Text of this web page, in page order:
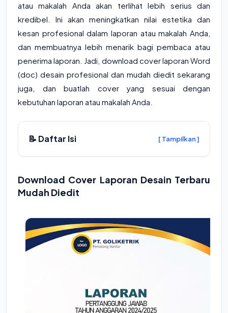
atau makalah Anda akan terlihat lebih serius dan
kredibel. Ini akan meningkatkan nilai estetika dan
kesan profesional dalam laporan atau makalah Anda,
dan membuatnya lebih menarik bagi pembaca atau
penerima laporan. Jadi, download cover laporan Word
(doc) desain profesional dan mudah diedit sekarang
juga, dan buatlah cover yang sesuai dengan
kebutuhan laporan atau makalah Anda.
📝 Daftar Isi [ Tampilkan ]
Download Cover Laporan Desain Terbaru
Mudah Diedit